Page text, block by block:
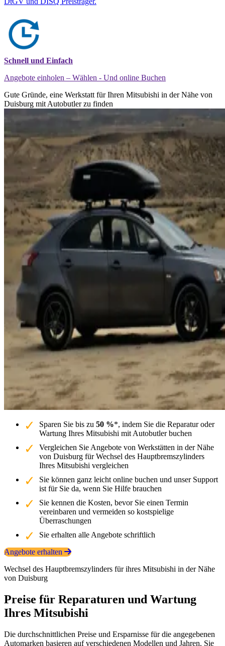
Schnell und Einfach
Angebote einholen – Wählen - Und online Buchen
Gute Gründe, eine Werkstatt für Ihren Mitsubishi in der Nähe von
Duisburg mit Autobutler zu finden
Sparen Sie bis zu 50 %*, indem Sie die Reparatur oder
Wartung Ihres Mitsubishi mit Autobutler buchen
Vergleichen Sie Angebote von Werkstätten in der Nähe
von Duisburg für Wechsel des Hauptbremszylinders
Ihres Mitsubishi vergleichen
Sie können ganz leicht online buchen und unser Support
ist für Sie da, wenn Sie Hilfe brauchen
Sie kennen die Kosten, bevor Sie einen Termin
vereinbaren und vermeiden so kostspielige
Überraschungen
Sie erhalten alle Angebote schriftlich
Angebote erhalten
Wechsel des Hauptbremszylinders für ihres Mitsubishi in der Nähe
von Duisburg
Preise für Reparaturen und Wartung
Ihres Mitsubishi
Die durchschnittlichen Preise und Ersparnisse für die angegebenen
Automarken basieren auf verschiedenen Modellen und Jahren. Sie